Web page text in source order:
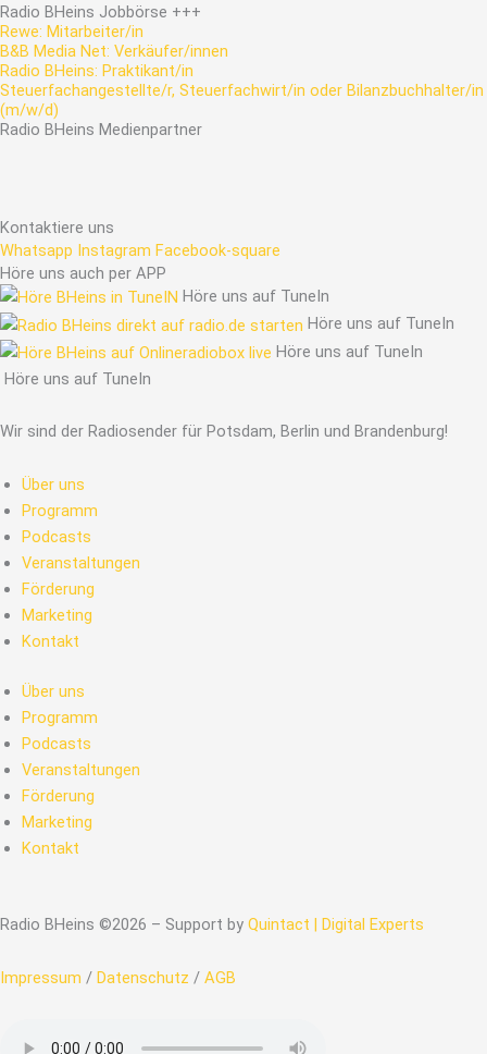
Radio BHeins Jobbörse +++
Rewe: Mitarbeiter/in
B&B Media Net: Verkäufer/innen
Radio BHeins: Praktikant/in
Steuerfachangestellte/r, Steuerfachwirt/in oder Bilanzbuchhalter/in
(m/w/d)
Radio BHeins Medienpartner
Kontaktiere uns
Whatsapp Instagram Facebook-square
Höre uns auch per APP
Höre uns auf TuneIn
Höre uns auf TuneIn
Höre uns auf TuneIn
Höre uns auf TuneIn
Wir sind der Radiosender für Potsdam, Berlin und Brandenburg!
Über uns
Programm
Podcasts
Veranstaltungen
Förderung
Marketing
Kontakt
Über uns
Programm
Podcasts
Veranstaltungen
Förderung
Marketing
Kontakt
Radio BHeins ©2026 – Support by Quintact | Digital Experts
Impressum / Datenschutz / AGB